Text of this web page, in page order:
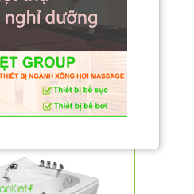
Amazon TP-8064